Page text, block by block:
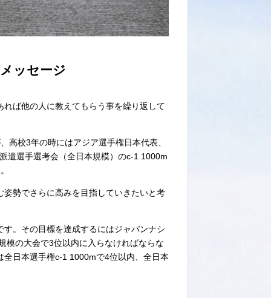
ッセージ
ば他の人に教えてもらう事を繰り返して
高校3年の時にはアジア選手権日本代表、
遣選手選考会（全日本規模）のc-1 1000m
勢でさらに高みを目指していきたいと考
。その目標を達成するにはジャパンナシ
模の大会で3位以内に入らなければならな
日本選手権c-1 1000mで4位以内、全日本